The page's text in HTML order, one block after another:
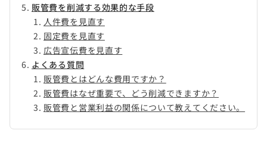
販管費を削減する効果的な手段
人件費を見直す
固定費を見直す
広告宣伝費を見直す
よくある質問
販管費とはどんな費用ですか？
販管費はなぜ重要で、どう削減できますか？
販管費と営業利益の関係について教えてください。